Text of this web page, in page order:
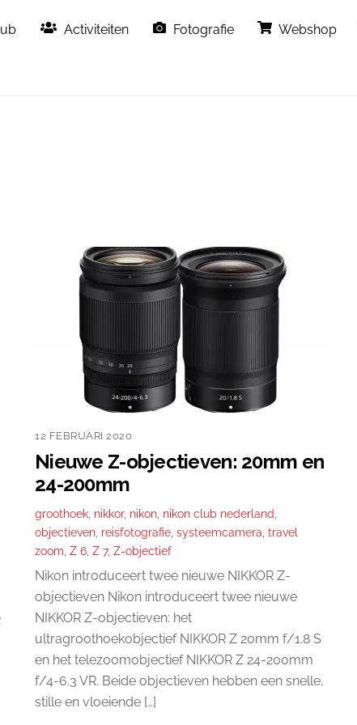
Activiteiten Fotografie Webshop
12 FEBRUARI 2020
Nieuwe Z-objectieven: 20mm en
24-200mm
groothoek nikkor, nikon nikon club nederland
objectieven reisfotografie ,systeemcamera ,travel
zoom ,Z 6 ,Z 7,Z-objectief
Nikon introduceert twee nieuwe NIKKOR Z-
objectieven Nikon introduceert twee nieuwe
NIKKOR Z-objectieven: het
ultragroothoekobjectief NIKKOR Z 20mm f/1.8 S
en het telezoomobjectief NIKKOR Z 24-200mm
f/4-6.3 VR. Beide objectieven hebben een snelle,
stille en vloeiende […]
To